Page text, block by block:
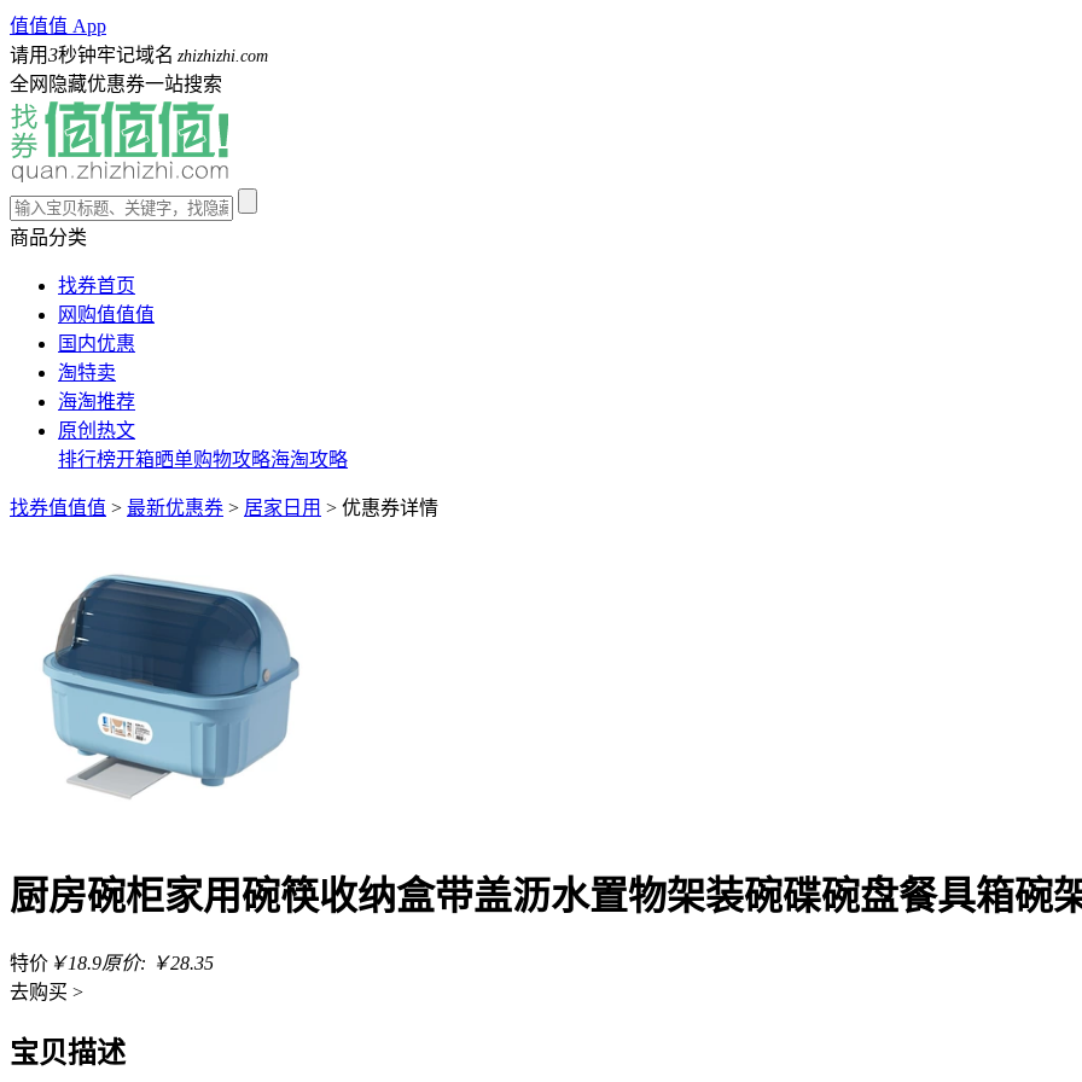
值值值 App
请用3秒钟牢记域名 zhizhizhi.com
全网隐藏优惠券一站搜索
商品分类
找券首页
网购值值值
国内优惠
淘特卖
海淘推荐
原创热文
排行榜开箱晒单购物攻略海淘攻略
找券值值值 > 最新优惠券 > 居家日用 > 优惠券详情
厨房碗柜家用碗筷收纳盒带盖沥水置物架装碗碟碗盘餐具箱碗
特价 ￥18.9原价: ￥28.35
去购买 >
宝贝描述